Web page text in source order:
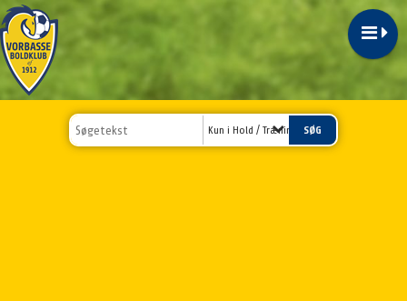
Kun i Hold / Træningstider